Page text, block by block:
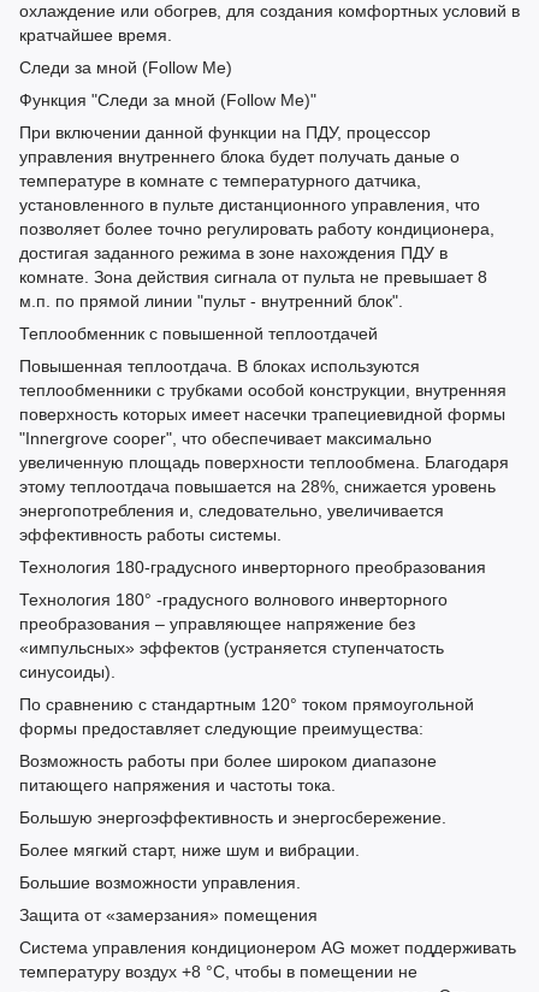
охлаждение или обогрев, для создания комфортных условий в
кратчайшее время.
Следи за мной (Follow Me)
Функция "Следи за мной (Follow Me)"
При включении данной функции на ПДУ, процессор
управления внутреннего блока будет получать даные о
температуре в комнате с температурного датчика,
установленного в пульте дистанционного управления, что
позволяет более точно регулировать работу кондиционера,
достигая заданного режима в зоне нахождения ПДУ в
комнате. Зона действия сигнала от пульта не превышает 8
м.п. по прямой линии "пульт - внутренний блок".
Теплообменник с повышенной теплоотдачей
Повышенная теплоотдача. В блоках используются
теплообменники с трубками особой конструкции, внутренняя
поверхность которых имеет насечки трапециевидной формы
"Innergrove cooper", что обеспечивает максимально
увеличенную площадь поверхности теплообмена. Благодаря
этому теплоотдача повышается на 28%, снижается уровень
энергопотребления и, следовательно, увеличивается
эффективность работы системы.
Технология 180-градусного инверторного преобразования
Технология 180° -градусного волнового инверторного
преобразования – управляющее напряжение без
«импульсных» эффектов (устраняется ступенчатость
синусоиды).
По сравнению с стандартным 120° током прямоугольной
формы предоставляет следующие преимущества:
Возможность работы при более широком диапазоне
питающего напряжения и частоты тока.
Большую энергоэффективность и энергосбережение.
Более мягкий старт, ниже шум и вибрации.
Большие возможности управления.
Защита от «замерзания» помещения
Система управления кондиционером AG может поддерживать
температуру воздух +8 °С, чтобы в помещении не